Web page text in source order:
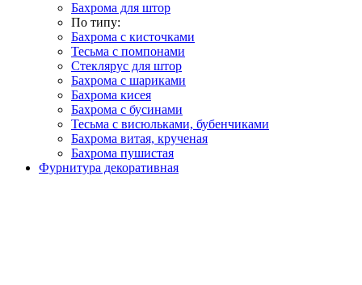
Бахрома для штор
По типу:
Бахрома с кисточками
Тесьма с помпонами
Стеклярус для штор
Бахрома с шариками
Бахрома кисея
Бахрома с бусинами
Тесьма с висюльками, бубенчиками
Бахрома витая, крученая
Бахрома пушистая
Фурнитура декоративная